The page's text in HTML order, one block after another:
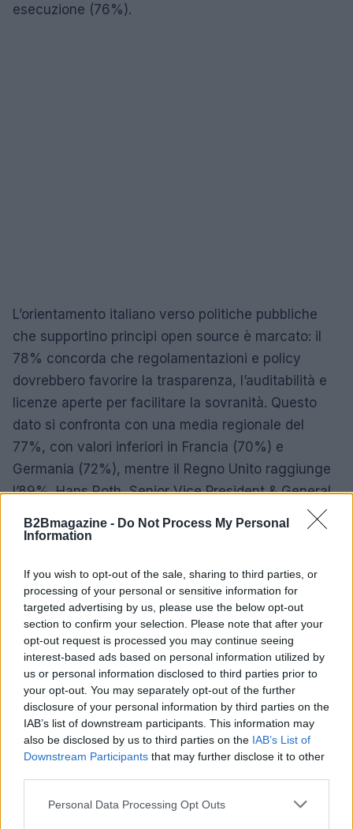
B2Bmagazine - Do Not Process My Personal
Information
If you wish to opt-out of the sale, sharing to third parties, or
processing of your personal or sensitive information for
targeted advertising by us, please use the below opt-out
section to confirm your selection. Please note that after your
opt-out request is processed you may continue seeing
interest-based ads based on personal information utilized by
us or personal information disclosed to third parties prior to
your opt-out. You may separately opt-out of the further
disclosure of your personal information by third parties on the
IAB’s list of downstream participants. This information may
also be disclosed by us to third parties on the IAB’s List of
Downstream Participants that may further disclose it to other
Please note that this website/app uses one or more Google
Personal Data Processing Opt Outs
esecuzione (76%).
L’orientamento italiano verso politiche pubbliche
che supportino principi open source è marcato: il
78% concorda che regolamentazioni e policy
dovrebbero favorire la trasparenza, l’auditabilità e
licenze aperte per facilitare la sovranità. Questo
dato si confronta con una media regionale del
77%, con valori inferiori in Francia (70%) e
Germania (72%), mentre il Regno Unito raggiunge
l’89%. Hans Roth, Senior Vice President & General
, osserva che i consigli
di amministrazione chiedono libertà di combinare
controllo.
Metodologia e conclusioni
La ricerca è stata condotta da Censuswide su 500
decision maker It (100 per mercato:Regno Unito
Paesi Bassi, Francia, Germania e Italia, età 25+) e i
dati sono stati raccolti tra il 20/03/2026 e il
31/03/2026. I risultati evidenziano come l’adozione
dell’Aiacceleri più rapidamente della governance e
delle infrastrutture di supporto, delineando
un’urgenza operativa: trasformare le strategie di